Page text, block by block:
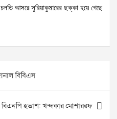
চলতি আসরে সুরিয়াকুমারের ছক্কা হয়ে গেছে
বিবিএস
বিএনপি হতাশ: খন্দকার মোশাররফ